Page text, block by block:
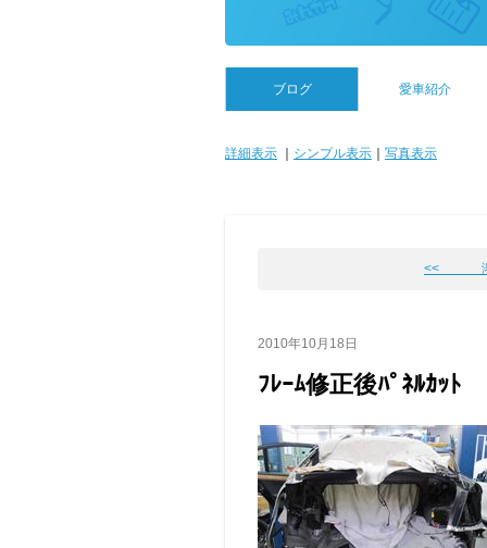
ブログ 愛車紹介
詳細表示 シンプル表示 写真表示
<< 溶
2010年10月18日
ﾌﾚｰﾑ修正後ﾊﾟﾈﾙｶｯﾄ